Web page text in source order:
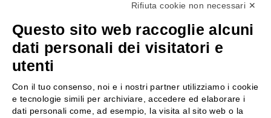
servizioclienti@rossiprofumi.it
SERVIZIO CLIENTI
Resi e rimborsi
Pagamenti
Chi siamo
Contattaci
Rifiuta cookie non necessari ✕
Questo sito web raccoglie alcuni
dati personali dei visitatori e
utenti
Con il tuo consenso, noi e i nostri partner utilizziamo i cookie
e tecnologie simili per archiviare, accedere ed elaborare i
dati personali come, ad esempio, la visita al sito web o la